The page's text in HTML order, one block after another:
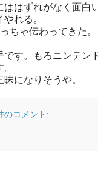
ははずれがなく面白
れる。
ちゃ伝わってきた。
です。もろニンテン
になりそうや。
のコメント: